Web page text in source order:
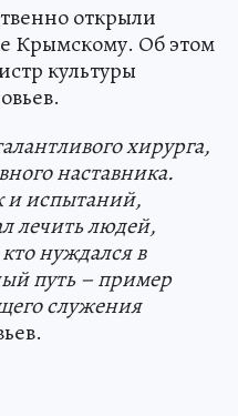
открыли
Крымскому. Об этом
культуры
хирурга,
наставника.
и испытаний,
лечить людей,
нуждался в
путь – пример
служения